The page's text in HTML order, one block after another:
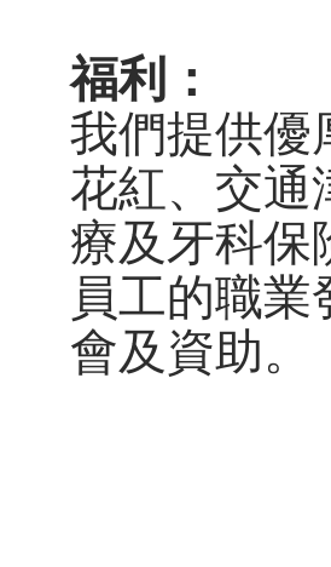
福利：
我們提供優
花紅、交通
療及牙科保
員工的職
會及資助。